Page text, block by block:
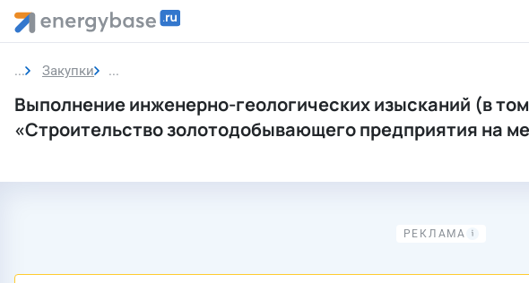
Закупки Закупка
Выполнение инженерно-геологических изысканий (в
«Строительство золотодобывающего предприятия на